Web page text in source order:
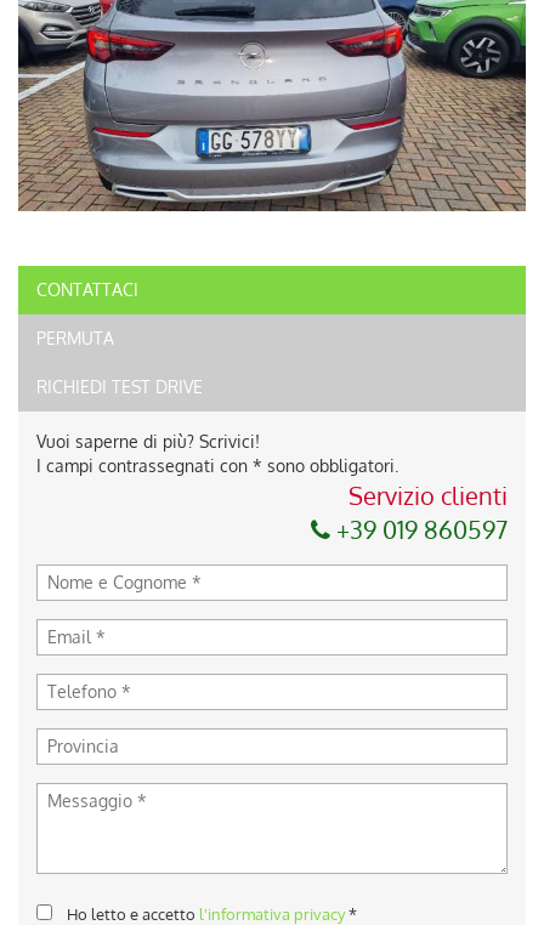
CONTATTACI
PERMUTA
RICHIEDI TEST DRIVE
Vuoi saperne di più? Scrivici!
I campi contrassegnati con * sono obbligatori.
Servizio clienti
+39 019 860597
Ho letto e accetto l'informativa privacy*